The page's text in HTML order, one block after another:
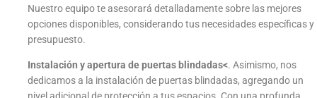
Nuestro equipo te asesorará detalladamente sobre las mejores
opciones disponibles, considerando tus necesidades específicas y
presupuesto.
Instalación y apertura de puertas blindadas<. Asimismo, nos
dedicamos a la instalación de puertas blindadas, agregando un